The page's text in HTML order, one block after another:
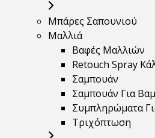
Μπάρες Σαπουνιού
Μαλλιά
Βαφές Μαλλιών
Retouch Spray
Σαμπουάν
Σαμπουάν Για
Συμπληρώματα
Τριχόπτωση